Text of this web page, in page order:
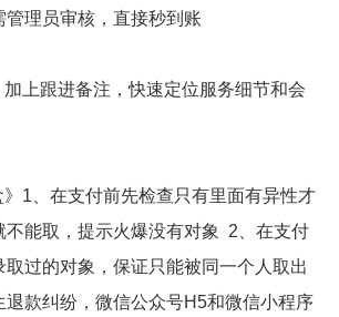
理员审核，直接秒到账
上跟进备注，快速定位服务细节和会
1、在支付前先检查只有里面有异性才
不能取，提示火爆没有对象 2、在支付
过的对象，保证只能被同一个人取出
退款纠纷，微信公众号H5和微信小程序